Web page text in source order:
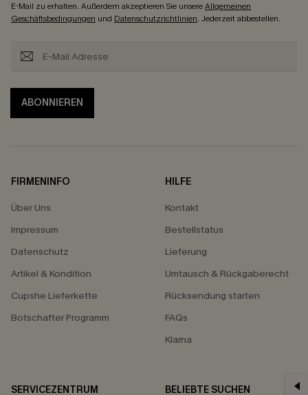
E-Mail zu erhalten. Außerdem akzeptieren Sie unsereAllgemeinen
Geschäftsbedingungen und Datenschutzrichtlinien. Jederzeit abbestellen.
ABONNIEREN
FIRMENINFO
Über Uns
Impressum
Datenschutz
Artikel & Kondition
Cupshe Lieferkette
Botschafter Programm
HILFE
Kontakt
Bestellstatus
Lieferung
Umtausch & Rückgaberecht
Rücksendung starten
FAQs
Klarna
SERVICEZENTRUM
BELIEBTE SUCHEN